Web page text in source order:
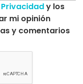
y los
mi opinión
y comentarios